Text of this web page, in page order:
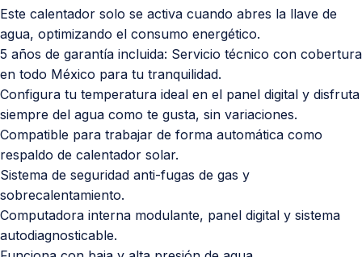
Este calentador solo se activa cuando abres la llave de
agua, optimizando el consumo energético.
5 años de garantía incluida: Servicio técnico con cobertura
en todo México para tu tranquilidad.
Configura tu temperatura ideal en el panel digital y disfruta
siempre del agua como te gusta, sin variaciones.
Compatible para trabajar de forma automática como
respaldo de calentador solar.
Sistema de seguridad anti-fugas de gas y
sobrecalentamiento.
Computadora interna modulante, panel digital y sistema
autodiagnosticable.